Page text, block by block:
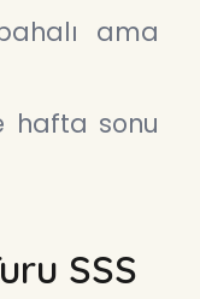
ama
hafta sonu
SSS